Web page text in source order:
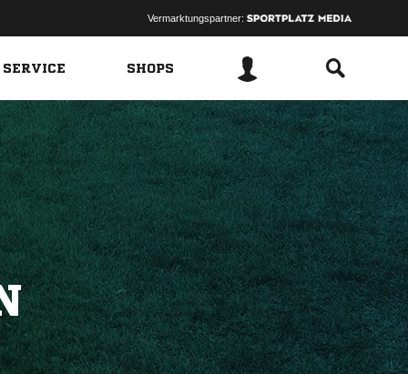
Vermarktungspartner:
SHOPS